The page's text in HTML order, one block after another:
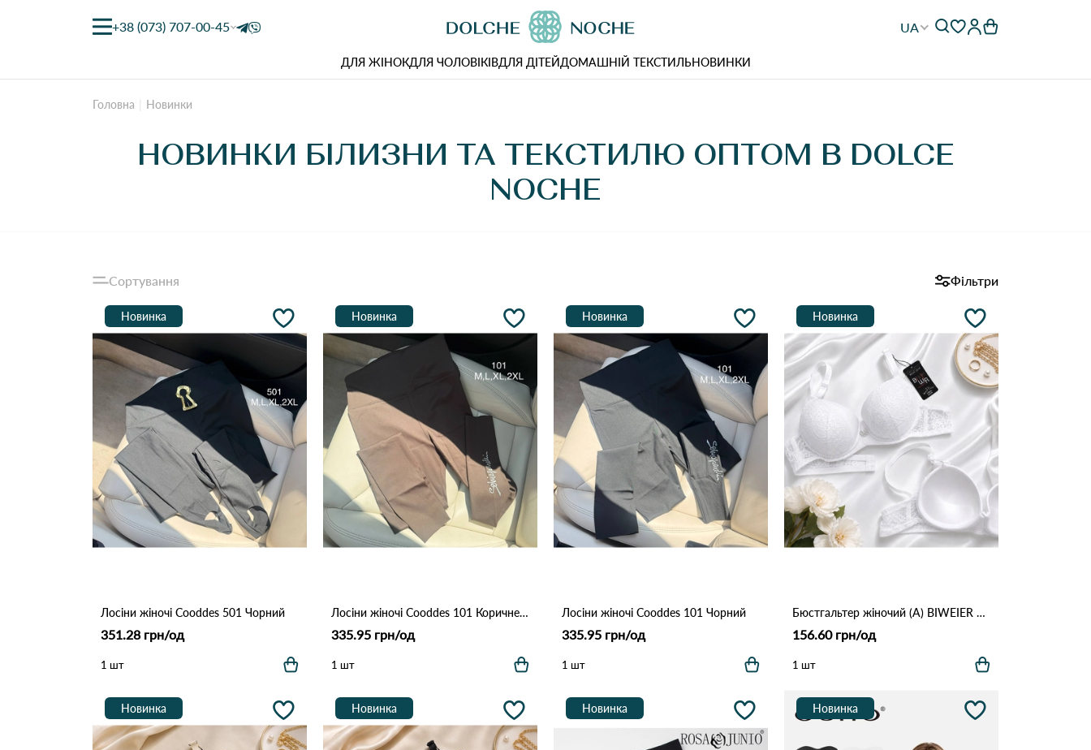
+38 (073) 707-00-45 UA
ДЛЯ ЖІНОКДЛЯ ЧОЛОВІКІВДЛЯ ДІТЕЙДОМАШНІЙ ТЕКСТИЛЬНОВИНКИ
Головна Новинки
НОВИНКИ БІЛИЗНИ ТА ТЕКСТИЛЮ ОПТОМ В DOLCE
NOCHE
Сортування Фільтри
Новинка
Лосіни жіночі Cooddes 501 Чорний
351.28 грн/од
1 шт
Новинка
Лосіни жіночі Cooddes 101 Коричневий
335.95 грн/од
1 шт
Новинка
Лосіни жіночі Cooddes 101 Чорний
335.95 грн/од
1 шт
Новинка
Бюстгальтер жіночий (A) BIWEIER 88272-1 Білий
156.60 грн/од
1 шт
Новинка Новинка Новинка Новинка